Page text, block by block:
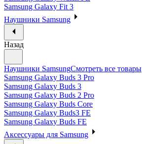
Samsung Galaxy Fit 3
Наушники Samsung
Назад
Наушники SamsungСмотреть все товары
Samsung Galaxy Buds 3 Pro
Samsung Galaxy Buds 3
Samsung Galaxy Buds 2 Pro
Samsung Galaxy Buds Core
Samsung Galaxy Buds3 FE
Samsung Galaxy Buds FE
Аксессуары для Samsung